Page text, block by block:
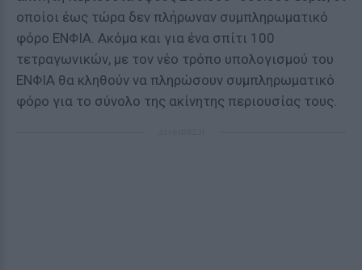
οποίοι έως τώρα δεν πλήρωναν συμπληρωματικό
φόρο ΕΝΦΙΑ. Ακόμα και για ένα σπίτι 100
τετραγωνικών, με τον νέο τρόπο υπολογισμού του
ΕΝΦΙΑ θα κληθούν να πληρώσουν συμπληρωματικό
φόρο για το σύνολο της ακίνητης περιουσίας τους.